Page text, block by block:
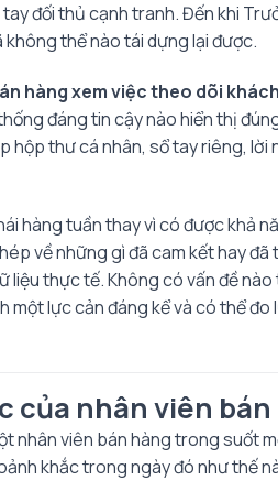
đối thủ cạnh tranh. Đến khi
thể nào tái dựng lại được.
hàng xem việc theo dõi
đáng tin cậy nào hiển thị
thư cá nhân, sổ tay riêng,
hàng tuần thay vì có được khả
về những gì đã cam kết hay
thực tế. Không có vấn đề
lực cản đáng kể và có thể đo
của nhân viên bán
nhân viên bán hàng trong suốt
khắc trong ngày đó như thế